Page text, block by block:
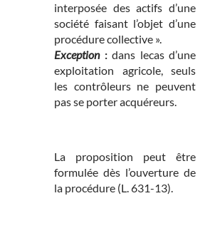
interposée des actifs d’une
société faisant l’objet d’une
procédure collective ».
Exception: dans lecas d’une
exploitation agricole, seuls
les contrôleurs ne peuvent
pas se porter acquéreurs.
La proposition peut être
formulée dès l’ouverture de
la procédure (L. 631-13).